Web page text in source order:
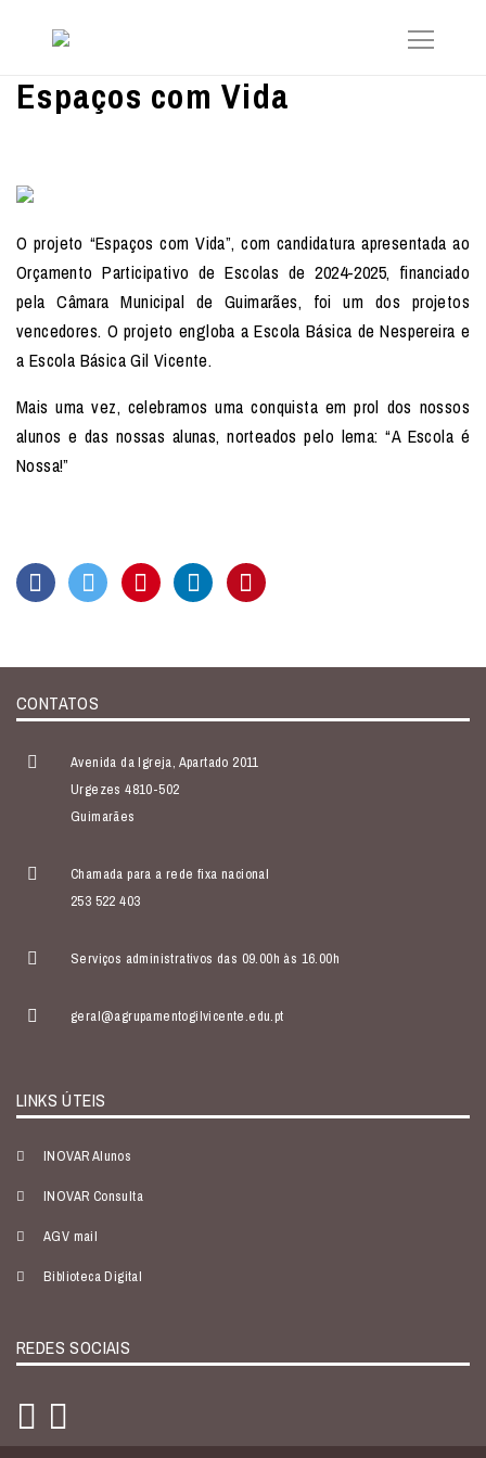
Espaços com Vida
O projeto “Espaços com Vida”, com candidatura apresentada ao
Orçamento Participativo de Escolas de 2024-2025, financiado
pela Câmara Municipal de Guimarães, foi um dos projetos
vencedores. O projeto engloba a Escola Básica de Nespereira e
a Escola Básica Gil Vicente.
Mais uma vez, celebramos uma conquista em prol dos nossos
alunos e das nossas alunas, norteados pelo lema: “A Escola é
Nossa!”
CONTATOS
Avenida da Igreja, Apartado 2011
Urgezes 4810-502
Guimarães
Chamada para a rede fixa nacional
253 522 403
Serviços administrativos das 09.00h às 16.00h
geral@agrupamentogilvicente.edu.pt
LINKS ÚTEIS
INOVAR Alunos
INOVAR Consulta
AGV mail
Biblioteca Digital
REDES SOCIAIS